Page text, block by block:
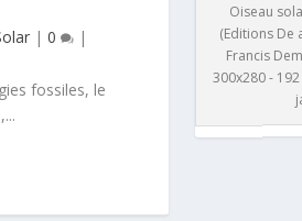
| 0 |
fossiles, le
Oiseau
(Editions De
Francis
300x280 -